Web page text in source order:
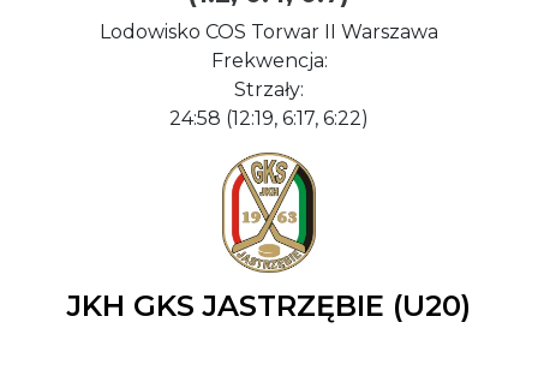
Lodowisko COS Torwar II Warszawa
Frekwencja:
Strzały:
24:58 (12:19, 6:17, 6:22)
JKH GKS JASTRZĘBIE (U20)